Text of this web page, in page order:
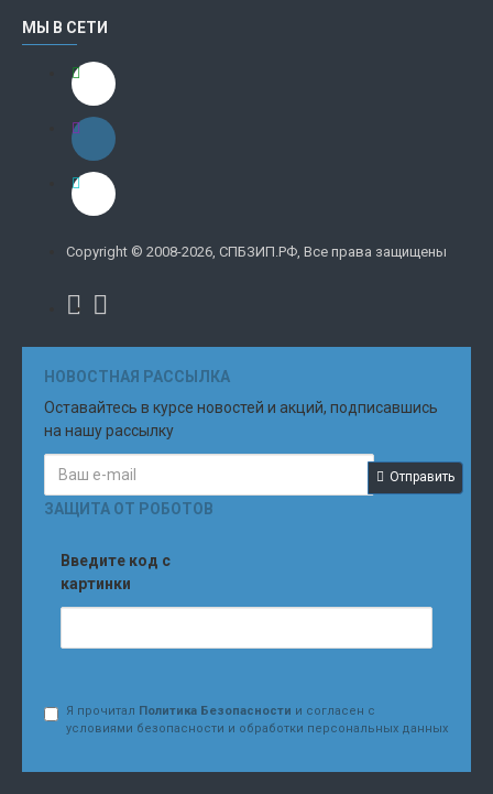
МЫ В СЕТИ
Copyright © 2008-2026, СПБЗИП.РФ, Все права защищены
НОВОСТНАЯ РАССЫЛКА
Оставайтесь в курсе новостей и акций, подписавшись
на нашу рассылку
Отправить
ЗАЩИТА ОТ РОБОТОВ
Введите код с
картинки
Я прочитал Политика Безопасности и согласен с
условиями безопасности и обработки персональных данных